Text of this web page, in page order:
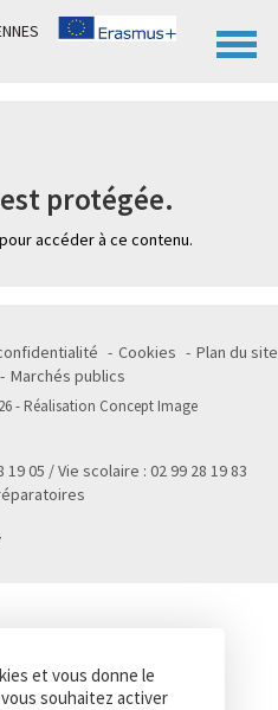
protégée.
accéder à ce contenu.
Cookies
Plan du site
Marchés publics
- Réalisation Concept Image
19 05 / Vie scolaire : 02 99 28 19 83
et vous donne le
souhaitez activer